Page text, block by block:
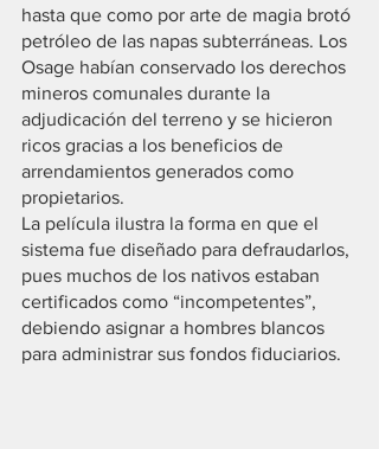
hasta que como por arte de magia brotó
petróleo de las napas subterráneas. Los
Osage habían conservado los derechos
mineros comunales durante la
adjudicación del terreno y se hicieron
ricos gracias a los beneficios de
arrendamientos generados como
propietarios.
La película ilustra la forma en que el
sistema fue diseñado para defraudarlos,
pues muchos de los nativos estaban
certificados como “incompetentes”,
debiendo asignar a hombres blancos
para administrar sus fondos fiduciarios.